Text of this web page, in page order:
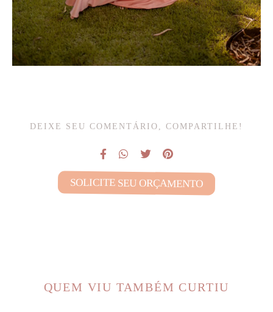
DEIXE SEU COMENTÁRIO, COMPARTILHE!
SOLICITE SEU ORÇAMENTO
QUEM VIU TAMBÉM CURTIU